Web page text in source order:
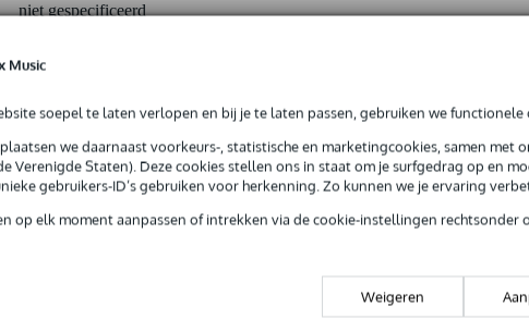
Music
soepel te laten verlopen en bij je te laten passen, gebruiken we functionele
we daarnaast voorkeurs-, statistische en marketingcookies, samen met
Verenigde Staten). Deze cookies stellen ons in staat om je surfgedrag op en
gebruikers-ID’s gebruiken voor herkenning. Zo kunnen we je ervaring
op elk moment aanpassen of intrekken via de cookie-instellingen rechtsonder
Weigeren
niet gespecificeerd
2 stuks
niet van toepassing
niet van toepassing
50 gr